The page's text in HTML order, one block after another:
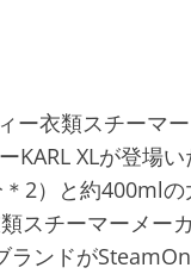
ー衣類スチーマ
KARL XLが登場
2）と約400ml
スチーマーメー
ンドが